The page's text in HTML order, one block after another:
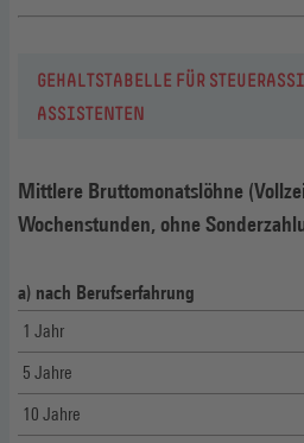
GEHALTSTABELLE FÜR
ASSISTENTEN
Mittlere Bruttomonatslöhne
Wochenstunden, ohne
a) nach Berufserfahrung
1 Jahr
5 Jahre
10 Jahre